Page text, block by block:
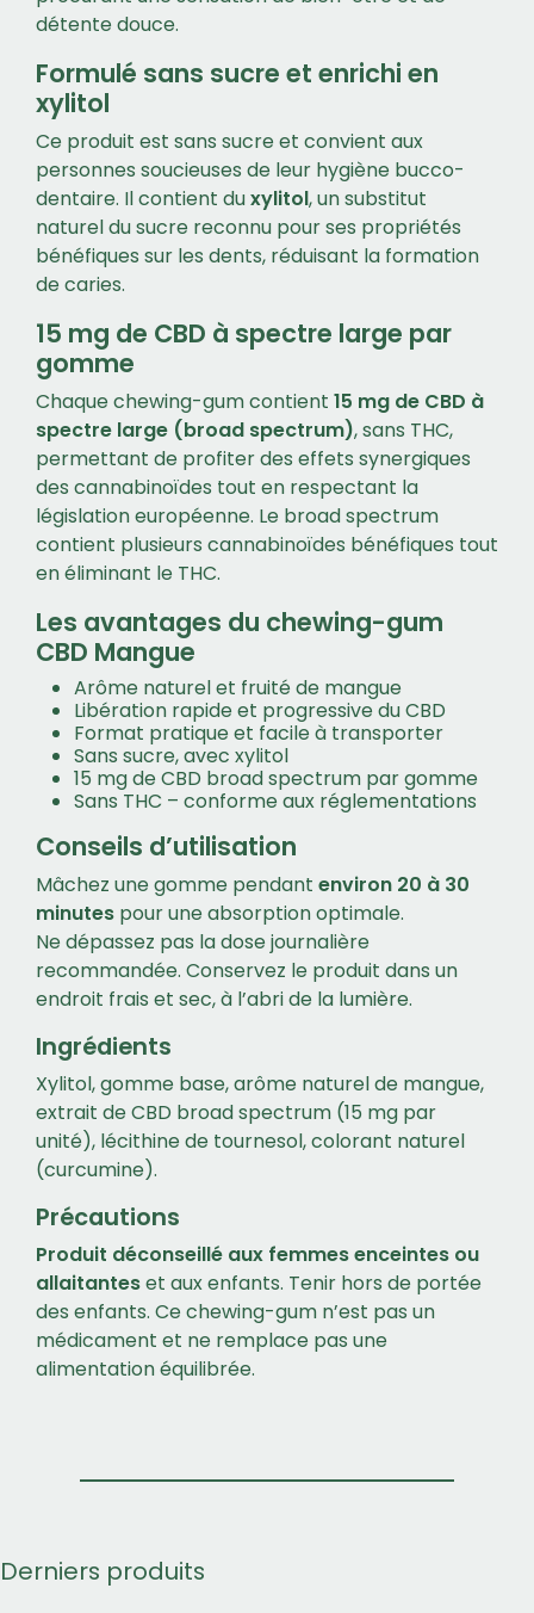
détente douce.
Formulé sans sucre et enrichi en
xylitol
Ce produit est sans sucre et convient aux
personnes soucieuses de leur hygiène bucco-
dentaire. Il contient duxylitol, un substitut
naturel du sucre reconnu pour ses propriétés
bénéfiques sur les dents, réduisant la formation
de caries.
15 mg de CBD à spectre large par
gomme
Chaque chewing-gum contient 15 mg de CBD à
spectre large (broad spectrum), sans THC,
permettant de profiter des effets synergiques
des cannabinoïdes tout en respectant la
législation européenne. Le broad spectrum
contient plusieurs cannabinoïdes bénéfiques tout
en éliminant le THC.
Les avantages du chewing-gum
CBD Mangue
Arôme naturel et fruité de mangue
Libération rapide et progressive du CBD
Format pratique et facile à transporter
Sans sucre, avec xylitol
15 mg de CBD broad spectrum par gomme
Sans THC – conforme aux réglementations
Conseils d’utilisation
Mâchez une gomme pendant environ 20 à 30
minutes pour une absorption optimale.
Ne dépassez pas la dose journalière
recommandée. Conservez le produit dans un
endroit frais et sec, à l’abri de la lumière.
Ingrédients
Xylitol, gomme base, arôme naturel de mangue,
extrait de CBD broad spectrum (15 mg par
unité), lécithine de tournesol, colorant naturel
(curcumine).
Précautions
Produit déconseillé aux femmes enceintes ou
allaitanteset aux enfants. Tenir hors de portée
des enfants. Ce chewing-gum n’est pas un
médicament et ne remplace pas une
alimentation équilibrée.
Derniers produits